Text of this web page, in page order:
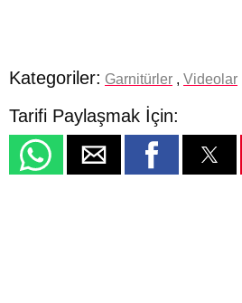
Kategoriler: Garnitürler , Videolar
Tarifi Paylaşmak İçin: